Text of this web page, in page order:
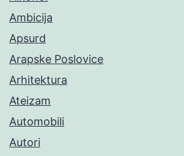
Ambicija
Apsurd
Arapske Poslovice
Arhitektura
Ateizam
Automobili
Autori